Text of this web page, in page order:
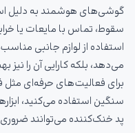
گوشی‌های هوشمند به دلیل
سقوط، تماس با مایعات یا
استفاده از لوازم جانبی
می‌دهد، بلکه کارایی آن را نیز
برای فعالیت‌های حرفه‌ای مثل
سنگین استفاده می‌کنید،
پد خنک‌کننده می‌توانند